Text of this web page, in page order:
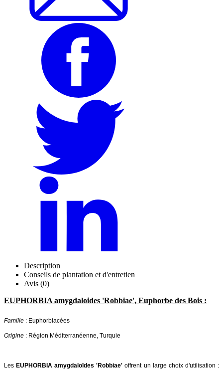
Description
Conseils de plantation et d'entretien
Avis (0)
EUPHORBIA amygdaloides 'Robbiae', Euphorbe des Bois :
Famille : Euphorbiacées
Origine : Région Méditerranéenne, Turquie
Les EUPHORBIA amygdaloïdes 'Robbiae'offrent un large choix d'utilisation :